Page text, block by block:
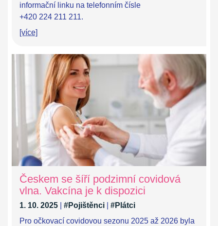
informační linku na telefonním čísle
+420 224 211 211.
[více]
Českem se šíří podzimní covidová
vlna. Vakcína je k dispozici
1. 10. 2025 #Pojištěnci
#Plátci
Pro očkovací covidovou sezonu 2025 až 2026 byla